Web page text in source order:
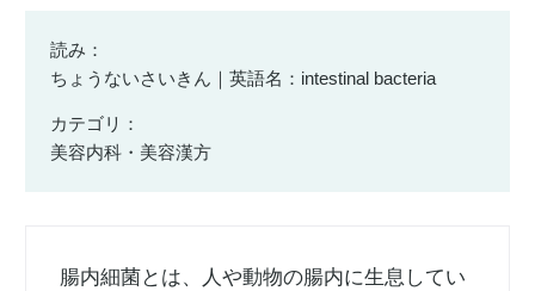
読み：
ちょうないさいきん｜英語名：intestinal bacteria
カテゴリ：
美容内科・美容漢方
腸内細菌とは、人や動物の腸内に生息してい